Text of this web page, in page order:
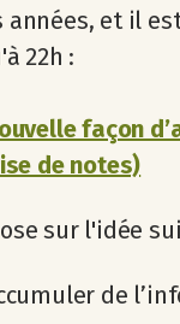
et il
22h :
façon
de notes)
sur l'idée
de